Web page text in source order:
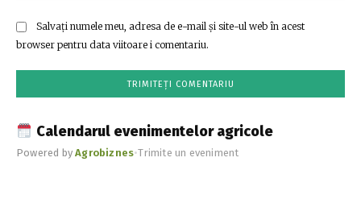
Salvați numele meu, adresa de e-mail și site-ul web în acest
browser pentru data viitoare i comentariu.
Calendarul evenimentelor agricole
Powered byAgrobiznes•Trimite un eveniment